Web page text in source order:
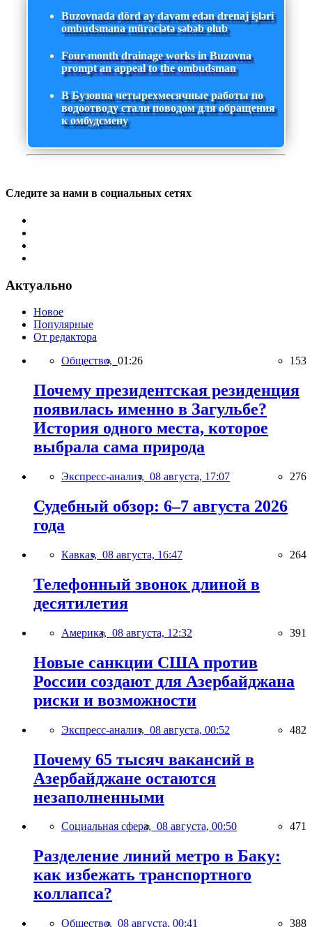
Buzovnada dörd ay davam edən drenaj işləri
ombudsmana müraciətə səbəb olub
Four-month drainage works in Buzovna
prompt an appeal to the ombudsman
В Бузовна четырехмесячные работы по
водоотводу стали поводом для обращения
к омбудсмену
Следите за нами в социальных сетях
Актуально
Новое
Популярные
От редактора
Общество, 01:26 153
Почему президентская резиденция
появилась именно в Загульбе?
История одного места, которое
выбрала сама природа
Экспресс-анализ, 08 августа, 17:07 276
Судебный обзор: 6–7 августа 2026
года
Кавказ, 08 августа, 16:47 264
Телефонный звонок длиной в
десятилетия
Америка, 08 августа, 12:32 391
Новые санкции США против
России создают для Азербайджана
риски и возможности
Экспресс-анализ, 08 августа, 00:52 482
Почему 65 тысяч вакансий в
Азербайджане остаются
незаполненными
Социальная сфера, 08 августа, 00:50 471
Разделение линий метро в Баку:
как избежать транспортного
коллапса?
Общество, 08 августа, 00:41 388